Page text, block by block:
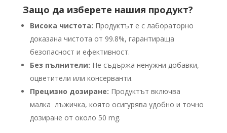
Защо да изберете нашия продукт?
Висока чистота: Продуктът е с лабораторно
доказана чистота от 99.8%, гарантираща
безопасност и ефективност.
Без пълнители: Не съдържа ненужни добавки,
оцветители или консерванти.
Прецизно дозиране: Продуктът включва
малка лъжичка, която осигурява удобно и точно
дозиране от около 50 mg.